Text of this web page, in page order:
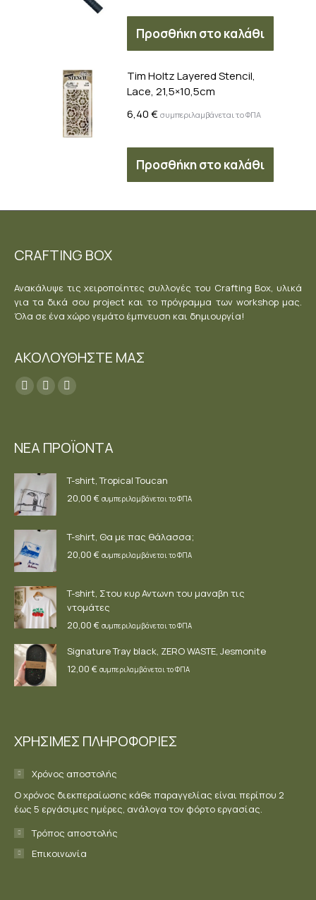
Προσθήκη στο καλάθι
Tim Holtz Layered Stencil,
Lace, 21,5×10,5cm
6,40€ συμπεριλαμβάνεται το ΦΠΑ
Προσθήκη στο καλάθι
CRAFTING BOX
Ανακάλυψε τις χειροποίητες συλλογές του Crafting Box, υλικά
για τα δικά σου project και το πρόγραμμα των workshop μας.
Όλα σε ένα χώρο γεμάτο έμπνευση και δημιουργία!
ΑΚΟΛΟΥΘΗΣΤΕ ΜΑΣ
Find us on:
Facebook
in
window
YouTube
window
Instagram
in
window
ΝΕΑ ΠΡΟΪΟΝΤΑ
T-shirt, Tropical Toucan
20,00 € συμπεριλαμβάνεται το ΦΠΑ
T-shirt, Θα με πας θάλασσα;
20,00 € συμπεριλαμβάνεται το ΦΠΑ
T-shirt, Στου κυρ Αντωνη του μαναβη τις
ντομάτες
20,00 € συμπεριλαμβάνεται το ΦΠΑ
Signature Tray black, ZERO WASTE, Jesmonite
12,00 € συμπεριλαμβάνεται το ΦΠΑ
ΧΡΗΣΙΜΕΣ ΠΛΗΡΟΦΟΡΙΕΣ
Χρόνος αποστολής
Ο χρόνος διεκπεραίωσης κάθε παραγγελίας είναι περίπου 2
έως 5 εργάσιμες ημέρες, ανάλογα τον φόρτο εργασίας.
Τρόπος αποστολής
Επικοινωνία